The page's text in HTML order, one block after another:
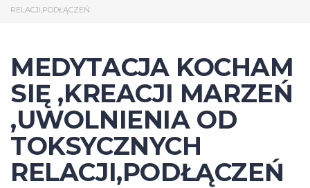
RELACJI,PODŁĄCZEŃ
MEDYTACJA KOCHAM
SIĘ ,KREACJI MARZEŃ
,UWOLNIENIA OD
TOKSYCZNYCH
RELACJI,PODŁĄCZEŃ